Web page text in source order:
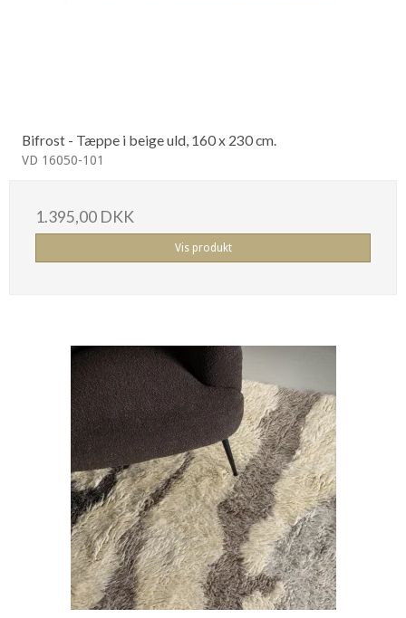
Bifrost - Tæppe i beige uld, 160 x 230 cm.
VD 16050-101
1.395,00 DKK
Vis produkt